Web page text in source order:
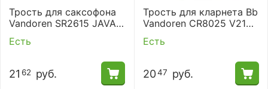
Трость для саксофона
Vandoren SR2615 JAVA
№1,5
Есть
21 62 руб.
Трость для кларнета Bb
Vandoren CR8025 V21
№2.5
Есть
2047 руб.